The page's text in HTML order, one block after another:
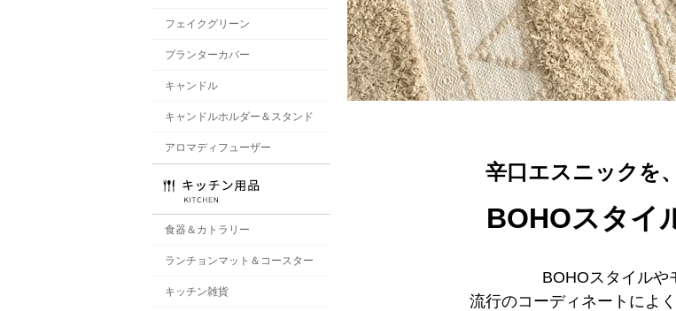
フェイクグリーン
プランターカバー
キャンドル
キャンドルホルダー＆スタンド
アロマディフューザー
食器＆カトラリー
ランチョンマット＆コースター
キッチン雑貨
辛口エスニックを
BOHOスタイ
BOHOスタイルや
流行のコーディネートによ